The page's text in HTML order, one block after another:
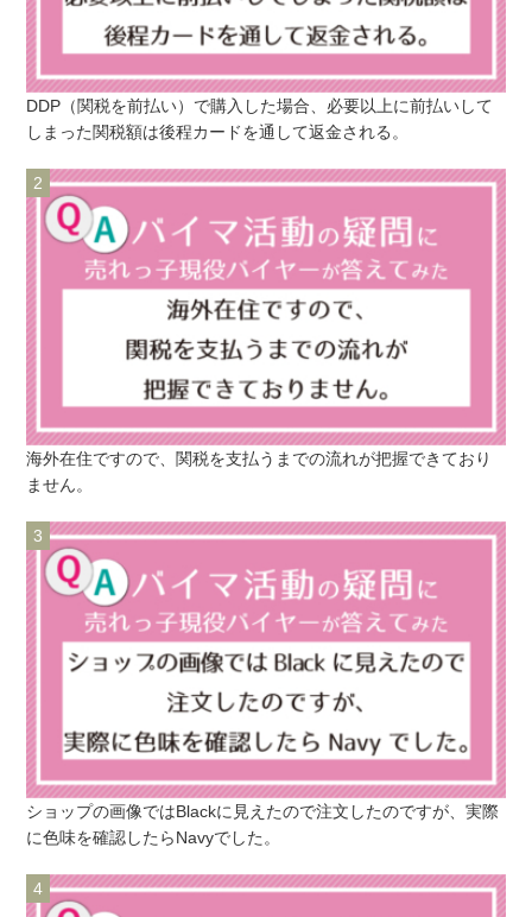
DDP（関税を前払い）で購入した場合、必要以上に前払いして
しまった関税額は後程カードを通して返金される。
海外在住ですので、関税を支払うまでの流れが把握できており
ません。
ショップの画像ではBlackに見えたので注文したのですが、実際
に色味を確認したらNavyでした。